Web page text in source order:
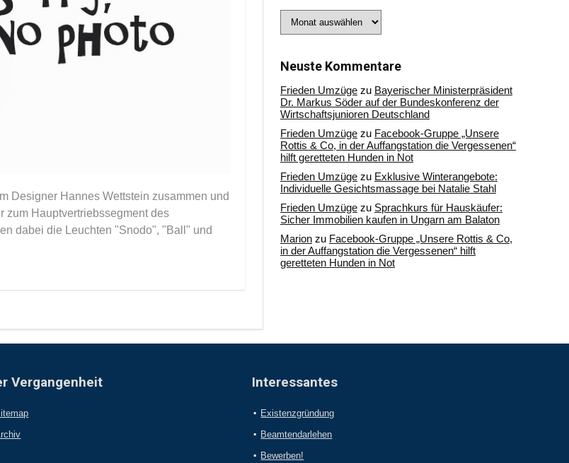
Designer Hannes Wettstein zusammen und
zum Hauptvertriebssegment des
dabei die Leuchten "Snodo", "Ball" und
Sie
Archiv
Neuste Kommentare
Frieden Umzüge zu Bayerischer Ministerpräsident
Dr. Markus Söder auf der Bundeskonferenz der
Wirtschaftsjunioren Deutschland
Frieden Umzüge zu Facebook-Gruppe „Unsere
Rottis & Co, in der Auffangstation die Vergessenen“
hilft geretteten Hunden in Not
Frieden Umzüge zu Exklusive Winterangebote:
Individuelle Gesichtsmassage bei Natalie Stahl
Frieden Umzüge zu Sprachkurs für Hauskäufer:
Sicher Immobilien kaufen in Ungarn am Balaton
Marion zu Facebook-Gruppe „Unsere Rottis & Co,
in der Auffangstation die Vergessenen“ hilft
geretteten Hunden in Not
Vergangenheit Interessantes
Existenzgründung
Beamtendarlehen
Bewerben!